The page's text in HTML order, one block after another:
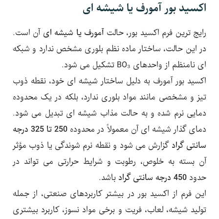
اکسید بور آمورف یا شیشه ای
رایج ترین فرم اکسید بور، حالتآمورف یا شیشه ایآن است.
در این حالت، ساختار ماده نظم بلوری مشخص ندارد و شبکه
ای نامنظم از واحدهای BO₃ تشکیل می شود.
اکسید بور آمورف به دلیل ساختار شیشه ای خود، نقطه ذوب
تیز و مشخصی مانند مواد بلوری ندارد، بلکه در یک محدوده
دمایی نرم شده و به حالت مذاب شیشه ای تبدیل می شود.
دمای گذار شیشه ای آن معمولاً در محدوده
250 تا 325 درجه
سانتی گرادگزارش می شود و نقطه نرم شوندگی یا ذوب مؤثر
آن بسته به خلوص، رطوبت و شرایط حرارتی می تواند در
حدود450 درجه سانتی گراد
باشد.
این فرم از اکسید بور در بیشتر کاربردهای صنعتی، از جمله
تولید شیشه، لعاب، فریت و برخی مواد نسوز، کاربرد بیشتری